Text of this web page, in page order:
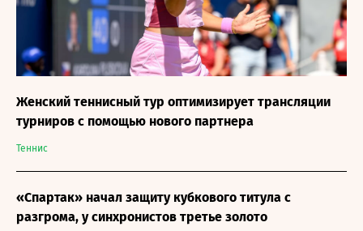
Теннис
Женский теннисный тур оптимизирует трансляции
турниров с помощью нового партнера
«Спартак» начал защиту кубкового титула с
разгрома, у синхронистов третье золото